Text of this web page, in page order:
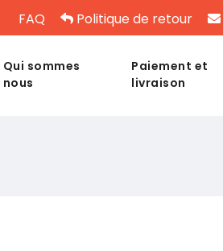
FAQ Politique de retour
Qui sommes
nous
Paiement et
livraison